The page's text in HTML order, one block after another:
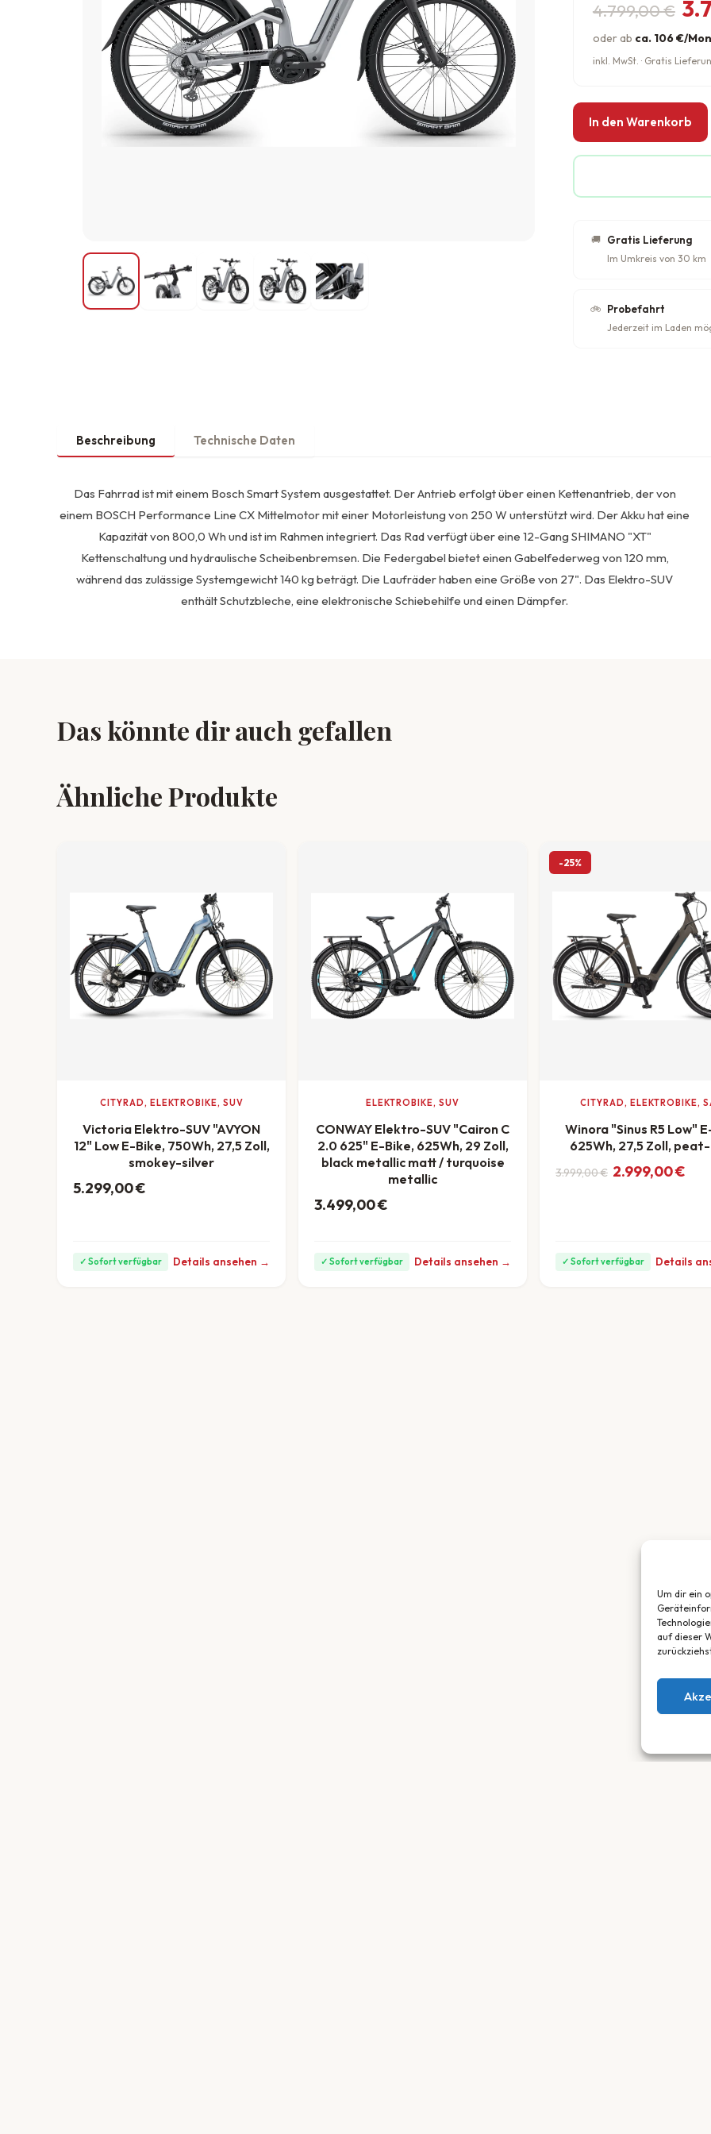
Um dir ein
auf dieser
4.799,00€
Aktueller
oder ab ca. 106 €/
inkl. MwSt. · Gratis
In den Warenkorb
🚚 Gratis Lieferung
Im Umkreis von 30 km
🚲 Probefahrt
Jederzeit im Laden
Beschreibung Technische Daten
Das Fahrrad ist mit einem Bosch Smart System ausgestattet. Der Antrieb erfolgt über einen Kettenantrieb, der von
einem BOSCH Performance Line CX Mittelmotor mit einer Motorleistung von 250 W unterstützt wird. Der Akku hat eine
Kapazität von 800,0 Wh und ist im Rahmen integriert. Das Rad verfügt über eine 12-Gang SHIMANO "XT"
Kettenschaltung und hydraulische Scheibenbremsen. Die Federgabel bietet einen Gabelfederweg von 120 mm,
während das zulässige Systemgewicht 140 kg beträgt. Die Laufräder haben eine Größe von 27". Das Elektro-SUV
enthält Schutzbleche, eine elektronische Schiebehilfe und einen Dämpfer.
Das könnte dir auch gefallen
Ähnliche Produkte
CITYRAD, ELEKTROBIKE, SUV
Victoria Elektro-SUV "AVYON
12" Low E-Bike, 750Wh, 27,5 Zoll,
smokey-silver
5.299,00€
✓ Sofort verfügbar Details ansehen →
ELEKTROBIKE, SUV
CONWAY Elektro-SUV "Cairon C
2.0 625" E-Bike, 625Wh, 29 Zoll,
black metallic matt / turquoise
metallic
3.499,00€
✓ Sofort verfügbar Details ansehen →
-25%
CITYRAD, ELEKTROBIKE,
Winora "Sinus R5 Low"
625Wh, 27,5 Zoll,
3.999,00€
Ursprünglicher Preis
2.999,00€
Aktueller Preis ist:
✓ Sofort verfügbar Details